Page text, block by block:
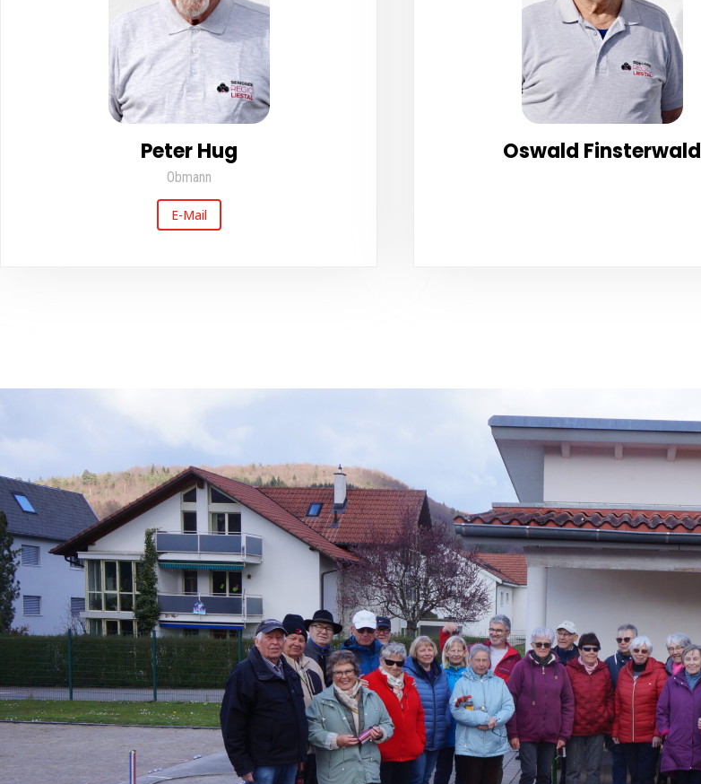
Peter Hug
Obmann
E-Mail
Oswald Finsterwald